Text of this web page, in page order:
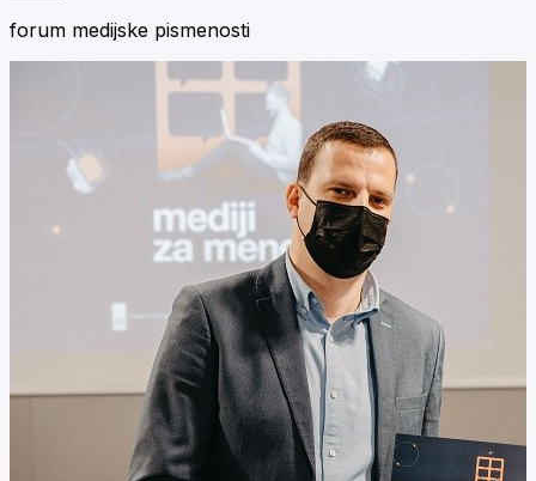
forum medijske pismenosti